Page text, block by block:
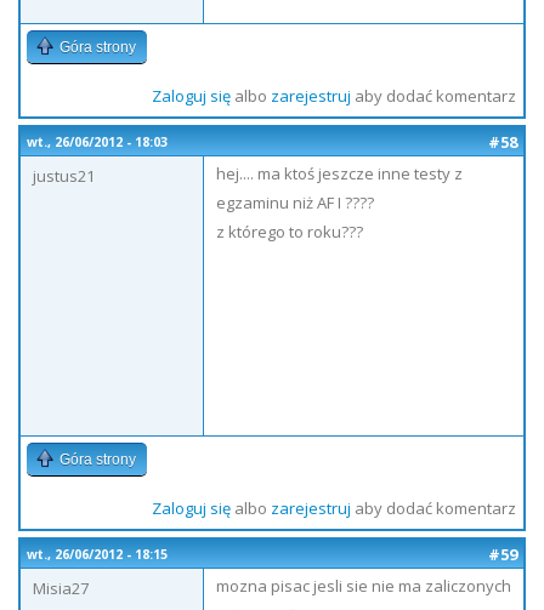
Góra strony
Zaloguj sięalbo zarejestruj aby dodać komentarz
wt., 26/06/2012 - 18:03
#58
justus21
hej.... ma ktoś jeszcze inne testy z
egzaminu niż AF I ????
z którego to roku???
Góra strony
Zaloguj sięalbo zarejestruj aby dodać komentarz
wt., 26/06/2012 - 18:15
#59
Misia27
mozna pisac jesli sie nie ma zaliczonych